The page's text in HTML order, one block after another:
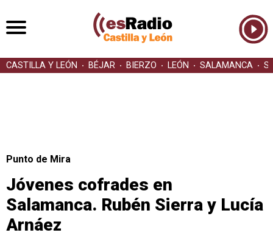
CASTILLA Y LEÓN BÉJAR BIERZO LEÓN SALAMANCA
Punto de Mira
Jóvenes cofrades en
Salamanca. Rubén Sierra y Lucía
Arnáez